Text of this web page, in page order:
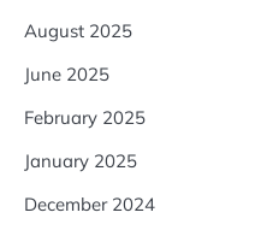
August 2025
June 2025
February 2025
January 2025
December 2024